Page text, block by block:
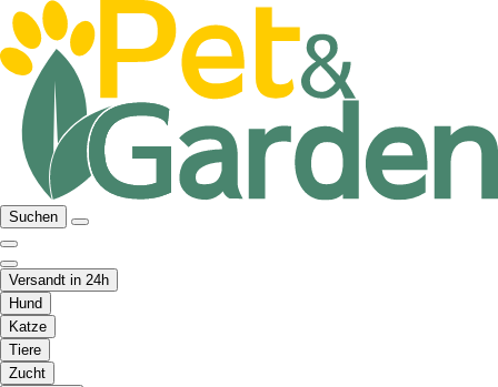
Suchen
Versandt in 24h
Hund
Katze
Tiere
Zucht